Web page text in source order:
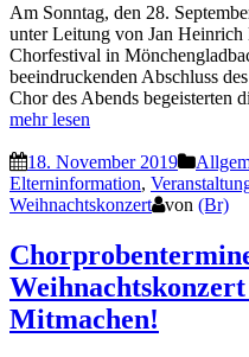
Am Sonntag, den 28.
unter Leitung von Jan Heinrich
Chorfestival in
beeindruckenden Abschluss
Chor des Abends begeisterten
mehr lesen
18. November 2019
Elterninformation,
Weihnachtskonzert
von (Br)
Mitmachen!